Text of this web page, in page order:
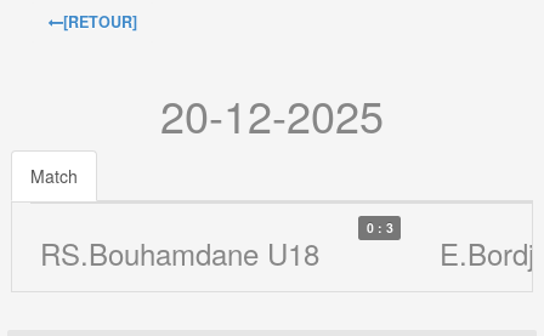
[RETOUR]
20-12-2025
Match
RS.Bouhamdane U18
0 : 3